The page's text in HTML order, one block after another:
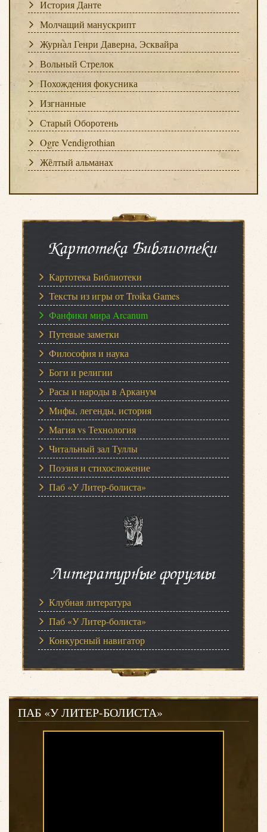
История Данте
Молчащий манускрипт
Журнал Генри Даверна, Эсквайра
Вольный Стрелок
Похождения фокусника
Изгнанные
Старый Оборотень
Ogre Vendigrothian
Жёлтый альманах
Картотека Библиотеки
Картотека Библиотеки
Тексты из игры от Troika Games
Фанфики мира Arcanum
Путевые заметки
Философия и наука
Боги и религии
Расы и народы в Арканум
Мифы, легенды, история
Магия vs Технология
Читальный зал Туллы
Поэзия и стихосложение
Паб «У Литер-болиста»
Литературные форумы
Клубная литература
Паб «У Литер-болиста»
Конкурсный навигатор
ПАБ «У ЛИТЕР-БОЛИСТА»